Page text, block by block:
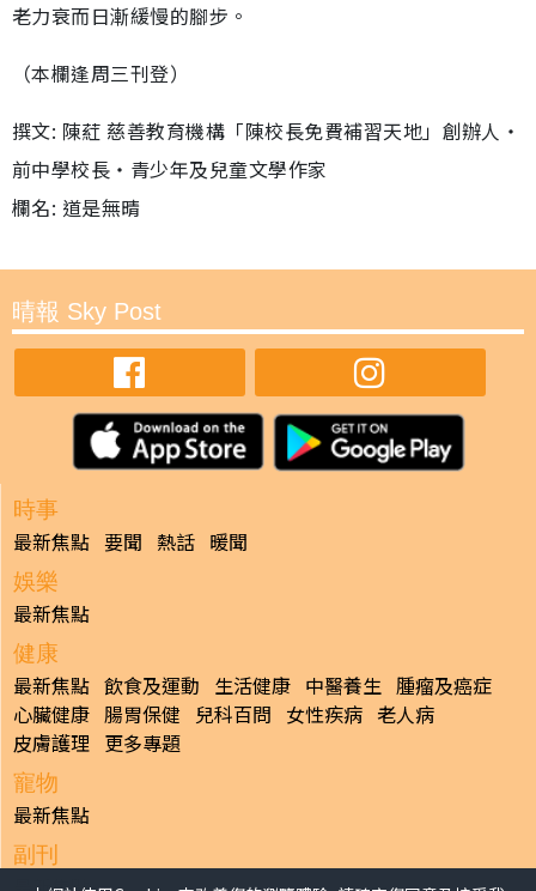
老力衰而日漸緩慢的腳步。
（本欄逢周三刊登）
撰文: 陳葒 慈善教育機構「陳校長免費補習天地」創辦人‧
前中學校長‧青少年及兒童文學作家
欄名: 道是無晴
晴報 Sky Post
時事
最新焦點 要聞 熱話 暖聞
娛樂
最新焦點
健康
最新焦點 飲食及運動 生活健康 中醫養生 腫瘤及癌症
心臟健康 腸胃保健 兒科百問 女性疾病 老人病
皮膚護理 更多專題
寵物
最新焦點
副刊